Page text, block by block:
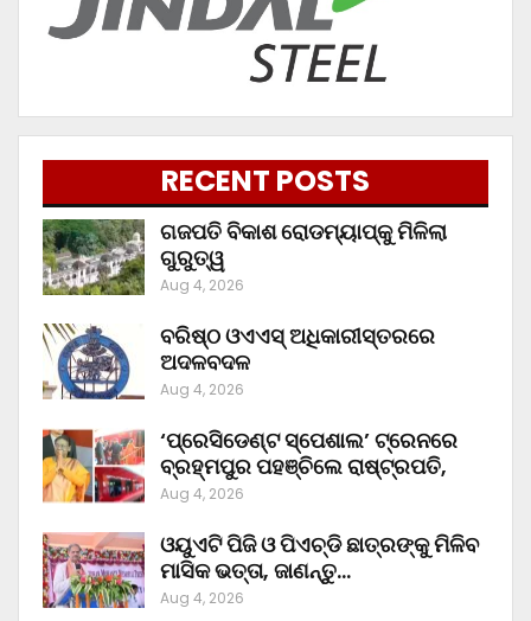
RECENT POSTS
ଗଜପତି ବିକାଶ ରୋଡମ୍ୟାପ୍‌କୁ ମିଳିଲା
ଗୁରୁତ୍ୱ
Aug 4, 2026
ବରିଷ୍ଠ ଓଏଏସ୍‌ ଅଧିକାରୀସ୍ତରରେ
ଅଦଳବଦଳ
Aug 4, 2026
‘ପ୍ରେସିଡେଣ୍ଟ ସ୍ପେଶାଲ’ ଟ୍ରେନରେ
ବ୍ରହ୍ମପୁର ପହଞ୍ଚିଲେ ରାଷ୍ଟ୍ରପତି,
Aug 4, 2026
ଓୟୁଏଟି ପିଜି ଓ ପିଏଚ୍‌ଡି ଛାତ୍ରଙ୍କୁ ମିଳିବ
ମାସିକ ଭତ୍ତା, ଜାଣନ୍ତୁ…
Aug 4, 2026